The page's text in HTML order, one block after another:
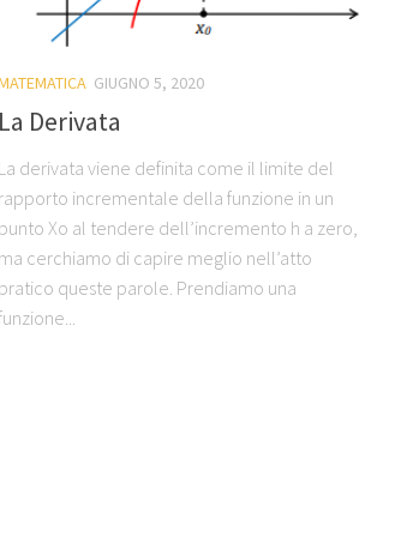
GIUGNO 5, 2020
La Derivata
La derivata viene definita come il limite del
rapporto incrementale della funzione in un
punto Xo al tendere dell’incremento h a zero,
ma cerchiamo di capire meglio nell’atto
pratico queste parole. Prendiamo una